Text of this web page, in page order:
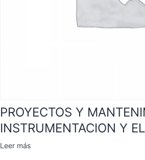
PROYECTOS Y
INSTRUMENTACION Y
Leer más